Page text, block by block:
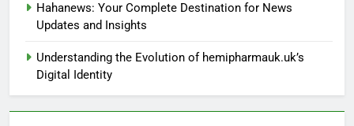
Hahanews: Your Complete Destination for News
Updates and Insights
Understanding the Evolution of hemipharmauk.uk’s
Digital Identity